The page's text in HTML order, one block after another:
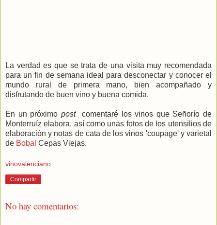
La verdad es que se trata de una visita muy recomendada
para un fin de semana ideal para desconectar y conocer el
mundo rural de primera mano, bien acompañado y
disfrutando de buen vino y buena comida.
En un próximo postcomentaré los vinos que Señorío de
Monterruíz elabora, así como unas fotos de los utensilios de
elaboración y notas de cata de los vinos 'coupage' y varietal
de Bobal Cepas Viejas.
vinovalenciano
Compartir
No hay comentarios: